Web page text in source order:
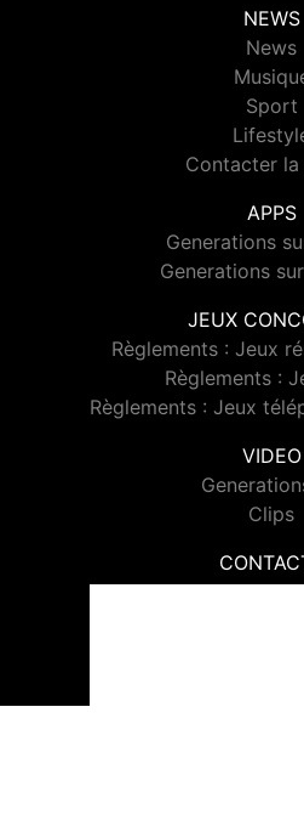
NEWS
News
Sport
Contacter la
APPS
Generations
Generations
JEUX
Règlements : Jeux
Règlements :
Règlements : Jeux
VIDEO
Clips
Contacter